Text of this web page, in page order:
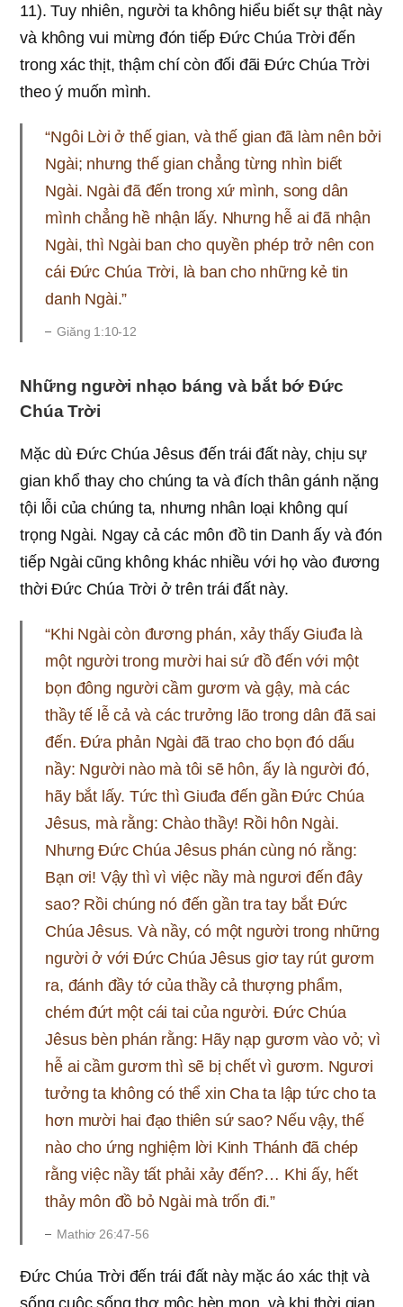
11). Tuy nhiên, người ta không hiểu biết sự thật này
và không vui mừng đón tiếp Đức Chúa Trời đến
trong xác thịt, thậm chí còn đối đãi Đức Chúa Trời
theo ý muốn mình.
“Ngôi Lời ở thế gian, và thế gian đã làm nên bởi
Ngài; nhưng thế gian chẳng từng nhìn biết
Ngài. Ngài đã đến trong xứ mình, song dân
mình chẳng hề nhận lấy. Nhưng hễ ai đã nhận
Ngài, thì Ngài ban cho quyền phép trở nên con
cái Đức Chúa Trời, là ban cho những kẻ tin
danh Ngài.”
Giăng 1:10-12
Những người nhạo báng và bắt bớ Đức
Chúa Trời
Mặc dù Đức Chúa Jêsus đến trái đất này, chịu sự
gian khổ thay cho chúng ta và đích thân gánh nặng
tội lỗi của chúng ta, nhưng nhân loại không quí
trọng Ngài. Ngay cả các môn đồ tin Danh ấy và đón
tiếp Ngài cũng không khác nhiều với họ vào đương
thời Đức Chúa Trời ở trên trái đất này.
“Khi Ngài còn đương phán, xảy thấy Giuđa là
một người trong mười hai sứ đồ đến với một
bọn đông người cầm gươm và gậy, mà các
thầy tế lễ cả và các trưởng lão trong dân đã sai
đến. Đứa phản Ngài đã trao cho bọn đó dấu
nầy: Người nào mà tôi sẽ hôn, ấy là người đó,
hãy bắt lấy. Tức thì Giuđa đến gần Đức Chúa
Jêsus, mà rằng: Chào thầy! Rồi hôn Ngài.
Nhưng Đức Chúa Jêsus phán cùng nó rằng:
Bạn ơi! Vậy thì vì việc nầy mà ngươi đến đây
sao? Rồi chúng nó đến gần tra tay bắt Đức
Chúa Jêsus. Và nầy, có một người trong những
người ở với Đức Chúa Jêsus giơ tay rút gươm
ra, đánh đầy tớ của thầy cả thượng phẩm,
chém đứt một cái tai của người. Đức Chúa
Jêsus bèn phán rằng: Hãy nạp gươm vào vỏ; vì
hễ ai cầm gươm thì sẽ bị chết vì gươm. Ngươi
tưởng ta không có thể xin Cha ta lập tức cho ta
hơn mười hai đạo thiên sứ sao? Nếu vậy, thế
nào cho ứng nghiệm lời Kinh Thánh đã chép
rằng việc nầy tất phải xảy đến?… Khi ấy, hết
thảy môn đồ bỏ Ngài mà trốn đi.”
Mathiơ 26:47-56
Đức Chúa Trời đến trái đất này mặc áo xác thịt và
sống cuộc sống thợ mộc hèn mọn, và khi thời gian